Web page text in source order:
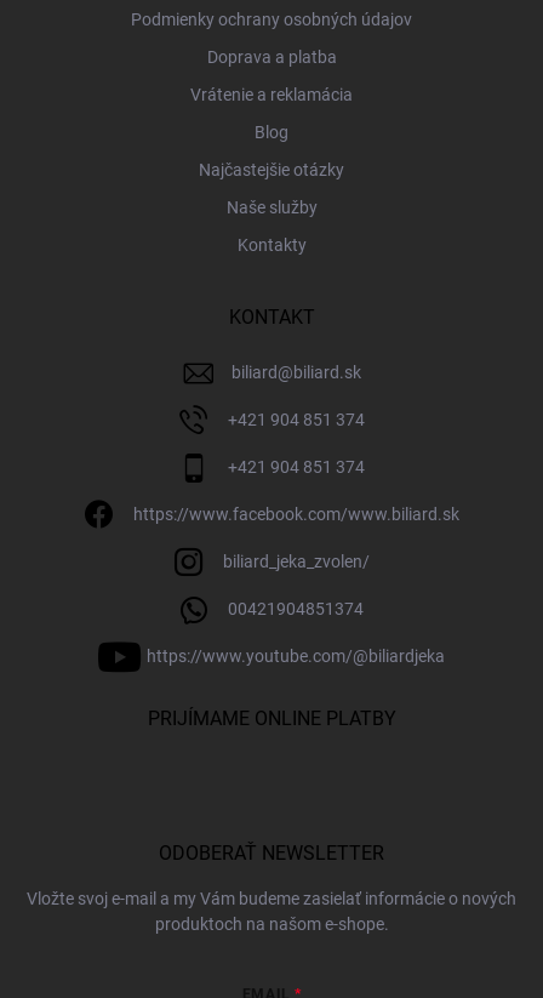
Podmienky ochrany osobných údajov
Doprava a platba
Vrátenie a reklamácia
Blog
Najčastejšie otázky
Naše služby
Kontakty
KONTAKT
biliard@biliard.sk
+421 904 851 374
+421 904 851 374
https://www.facebook.com/www.biliard.sk
biliard_jeka_zvolen/
00421904851374
https://www.youtube.com/@biliardjeka
PRIJÍMAME ONLINE PLATBY
ODOBERAŤ NEWSLETTER
Vložte svoj e-mail a my Vám budeme zasielať informácie o nových
produktoch na našom e-shope.